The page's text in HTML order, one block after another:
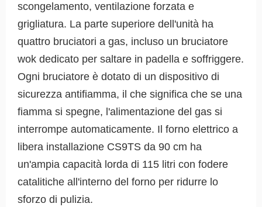
scongelamento, ventilazione forzata e
grigliatura. La parte superiore dell'unità ha
quattro bruciatori a gas, incluso un bruciatore
wok dedicato per saltare in padella e soffriggere.
Ogni bruciatore è dotato di un dispositivo di
sicurezza antifiamma, il che significa che se una
fiamma si spegne, l'alimentazione del gas si
interrompe automaticamente. Il forno elettrico a
libera installazione CS9TS da 90 cm ha
un'ampia capacità lorda di 115 litri con fodere
catalitiche all'interno del forno per ridurre lo
sforzo di pulizia.